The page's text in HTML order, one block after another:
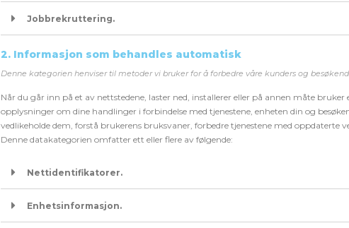
Jobbrekruttering.
2. Informasjon som behandles automatisk
Denne kategorien henvisertil metodervi bruker for å forbedre våre kunders og
Når du går inn på et av nettstedene, laster ned, installerer eller på annen måte
opplysninger om dine handlinger i forbindelse med tjenestene, enheten din og
vedlikeholde dem, forstå brukerens bruksvaner, forbedre tjenestene med oppdaterte
Denne datakategorien omfatter ett eller flere av følgende:
Nettidentifikatorer.
Enhetsinformasjon.